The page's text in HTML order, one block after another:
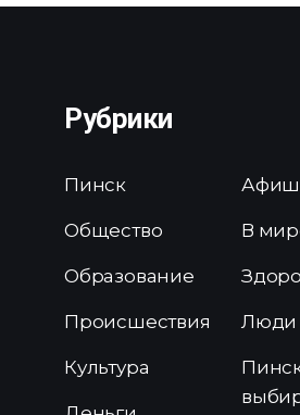
Рубрики
Пинск
Общество
Образование
Происшествия
Культура
В
Люди